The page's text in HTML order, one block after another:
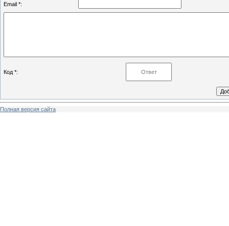
Email *:
Код *:
Полная версия сайта